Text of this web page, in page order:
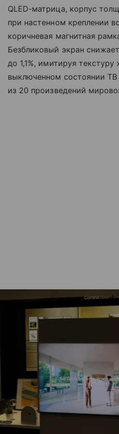
QLED-матрица, корпус
при настенном креплении
коричневая магнитная
Безбликовый экран
до 1,1%, имитируя текстуру
выключенном состоянии ТВ
из 20 произведений